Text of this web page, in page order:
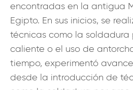
encontradas en la antigua
Egipto. En sus inicios, se
técnicas como la
caliente o el uso de
tiempo, experimentó
desde la introducción de